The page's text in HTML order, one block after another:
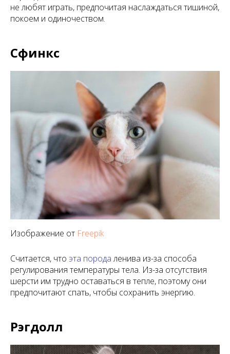
не любят играть, предпочитая наслаждаться тишиной,
покоем и одиночеством.
Сфинкс
Изображение от Freepik
Считается, что эта порода ленива из-за способа
регулирования температуры тела. Из-за отсутствия
шерсти им трудно оставаться в тепле, поэтому они
предпочитают спать, чтобы сохранить энергию.
Рэгдолл